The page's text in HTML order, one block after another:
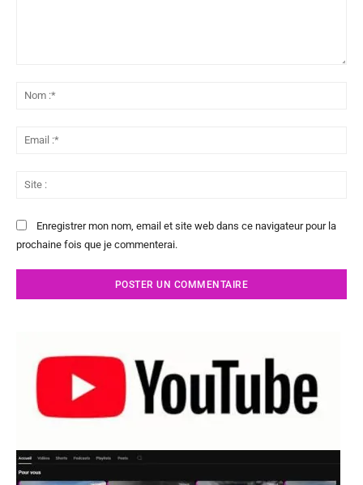
Enregistrer mon nom, email et site web dans ce navigateur pour la
prochaine fois que je commenterai.